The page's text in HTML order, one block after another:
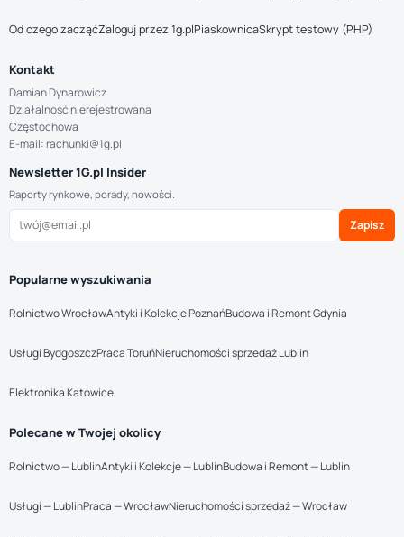
Od czego zacząćZaloguj przez 1g.plPiaskownicaSkrypt testowy (PHP)
Kontakt
Damian Dynarowicz
Działalność nierejestrowana
Częstochowa
E-mail: rachunki@1g.pl
Newsletter 1G.pl Insider
Raporty rynkowe, porady, nowości.
Zapisz
Popularne wyszukiwania
Rolnictwo WrocławAntyki i Kolekcje PoznańBudowa i Remont Gdynia
Usługi BydgoszczPraca ToruńNieruchomości sprzedaż Lublin
Elektronika Katowice
Polecane w Twojej okolicy
Rolnictwo — LublinAntyki i Kolekcje — LublinBudowa i Remont — Lublin
Usługi — LublinPraca — WrocławNieruchomości sprzedaż — Wrocław